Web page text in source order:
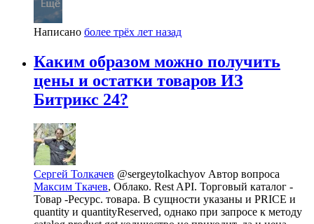
Написано более трёх лет назад
Каким образом можно получить
цены и остатки товаров ИЗ
Битрикс 24?
Сергей Толкачев @sergeytolkachyov Автор вопроса
Максим Ткачев, Облако. Rest API. Торговый каталог -
Товар -Ресурс. товара. В сущности указаны и PRICE и
quantity и quantityReserved, однако при запросе к методу